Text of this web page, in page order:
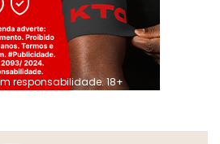
responsabilidade. 18+